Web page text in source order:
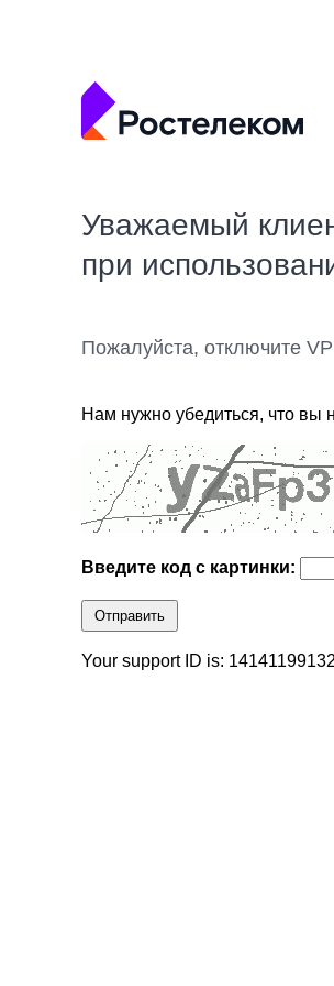
Уважаемый
при
Пожалуйста, отключите
Нам нужно убедиться, что вы
Введите код с картинки:
Отправить
Your support ID is: